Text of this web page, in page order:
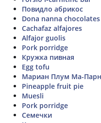
Повидло абрикос
Dona nanna chocolates
Cachafaz alfajores
Alfajor guolis
Pork porridge
Кружка пивная
Egg tofu
Мариан Плум Ма-
Pineapple fruit pie
Muesli
Pork porridge
Семечки